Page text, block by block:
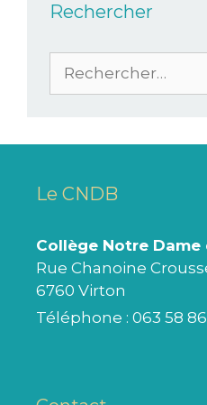
Rechercher
Le CNDB
Collège Notre Dame
Rue Chanoine
6760 Virton
Téléphone : 063 58